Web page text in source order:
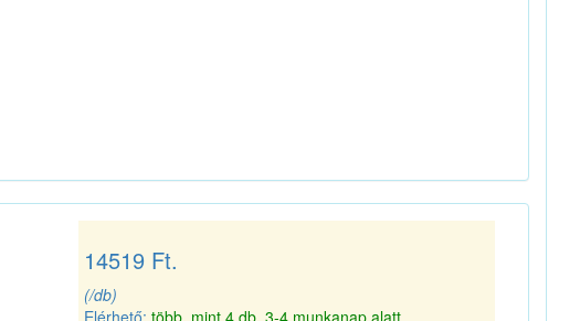
14519 Ft.
(/db)
Elérhető:több, mint 4 db, 3-4 munkanap alatt